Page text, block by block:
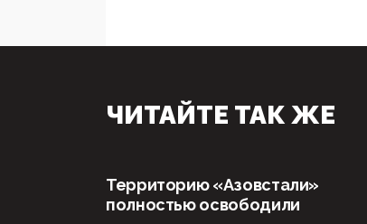
ЧИТАЙТЕ ТАК ЖЕ
Территорию «Азовстали»
полностью освободили